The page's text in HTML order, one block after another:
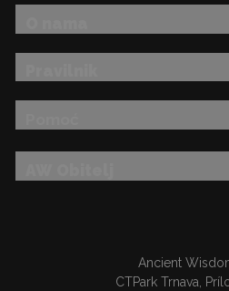
Ancient
CTPark Trnava,